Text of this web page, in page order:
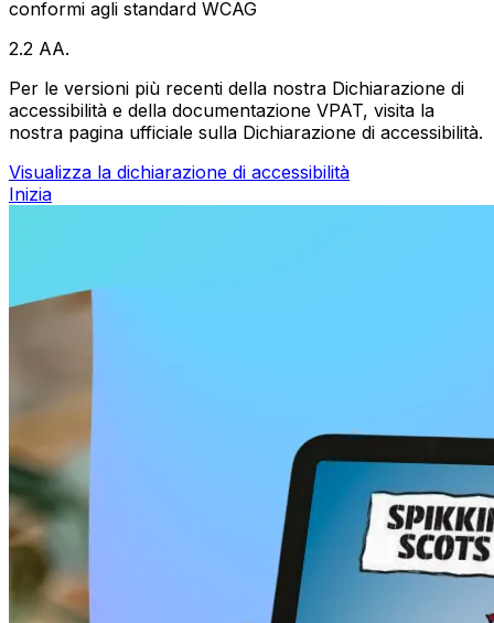
conformi agli standard WCAG
2.2 AA.
Per le versioni più recenti della nostra Dichiarazione di
accessibilità e della documentazione VPAT, visita la
nostra pagina ufficiale sulla Dichiarazione di accessibilità.
Visualizza la dichiarazione di accessibilità
Inizia